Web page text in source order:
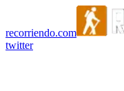
recorriendo.com
twitter